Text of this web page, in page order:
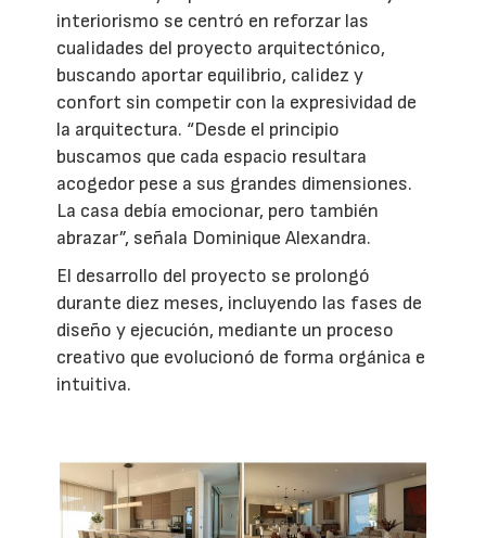
interiorismo se centró en reforzar las
cualidades del proyecto arquitectónico,
buscando aportar equilibrio, calidez y
confort sin competir con la expresividad de
la arquitectura. “Desde el principio
buscamos que cada espacio resultara
acogedor pese a sus grandes dimensiones.
La casa debía emocionar, pero también
abrazar”, señala Dominique Alexandra.
El desarrollo del proyecto se prolongó
durante diez meses, incluyendo las fases de
diseño y ejecución, mediante un proceso
creativo que evolucionó de forma orgánica e
intuitiva.